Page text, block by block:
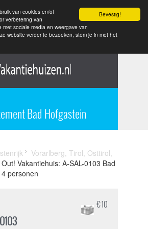
Bevestig!
van cookies en/of
verbetering van
met sociale media en weergave van
website verder te bezoeken, stem je in met het
Bad Hofgastein
Vorarlberg, Tirol, Osttirol,
Out! Vakantiehuis: A-SAL-0103 Bad
personen
€ 10